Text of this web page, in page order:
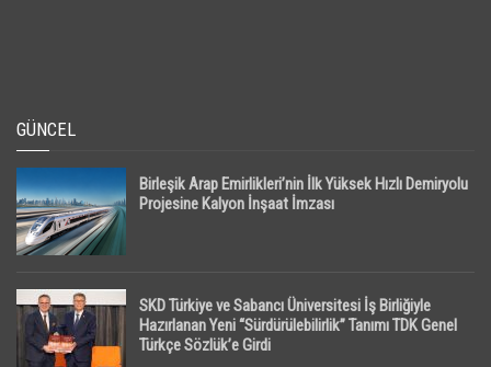
GÜNCEL
Birleşik Arap Emirlikleri’nin İlk Yüksek Hızlı Demiryolu
Projesine Kalyon İnşaat İmzası
SKD Türkiye ve Sabancı Üniversitesi İş Birliğiyle
Hazırlanan Yeni “Sürdürülebilirlik” Tanımı TDK Genel
Türkçe Sözlük’e Girdi